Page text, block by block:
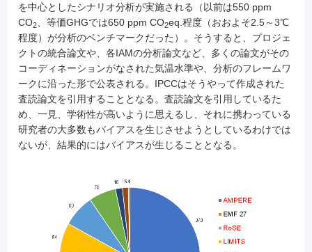
を中心としたシナリオ分析が実施される（以前は550 ppm
CO2、等価GHGでは650 ppm CO2eq.程度（おおよそ2.5～3℃
程度）が分析のベンチマークだった）。そうすると、プロジェ
クトの統合論文や、各IAMの分析論文など、多くの論文がその
コーディネーションがなされた気温水準や、分析のフレームワ
ークに沿った形で公表される。IPCCはそうやって作成された
査読論文を引用することとなる。査読論文を引用しているた
め、一見、学術性が高いように思えるし、それに携わっている
研究者の大多数もバイアスを生じさせようとしているわけでは
ないが、結果的にはバイアスが生じることとなる。